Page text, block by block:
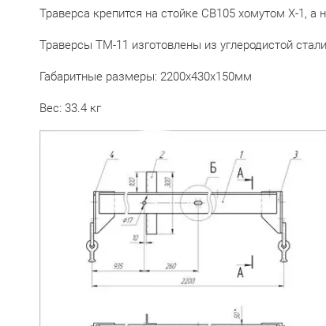
Траверса крепится на стойке СВ105 хомутом Х-1, а
Траверсы ТМ-11 изготовлены из углеродистой
Габаритные размеры: 2200х430х150мм
Вес: 33.4 кг